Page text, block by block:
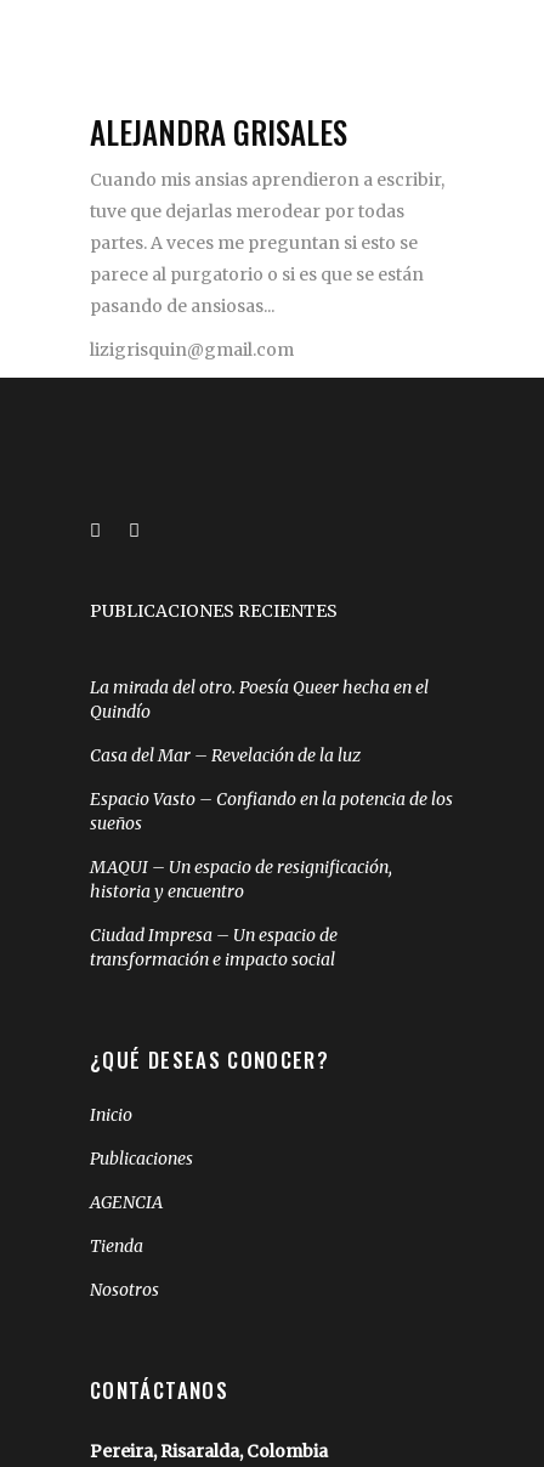
ALEJANDRA GRISALES
Cuando mis ansias aprendieron a escribir,
tuve que dejarlas merodear por todas
partes. A veces me preguntan si esto se
parece al purgatorio o si es que se están
pasando de ansiosas...
lizigrisquin@gmail.com
PUBLICACIONES RECIENTES
La mirada del otro. Poesía Queer hecha en el
Quindío
Casa del Mar – Revelación de la luz
Espacio Vasto – Confiando en la potencia de los
sueños
MAQUI – Un espacio de resignificación,
historia y encuentro
Ciudad Impresa – Un espacio de
transformación e impacto social
¿QUÉ DESEAS CONOCER?
Inicio
Publicaciones
AGENCIA
Tienda
Nosotros
CONTÁCTANOS
Pereira, Risaralda, Colombia